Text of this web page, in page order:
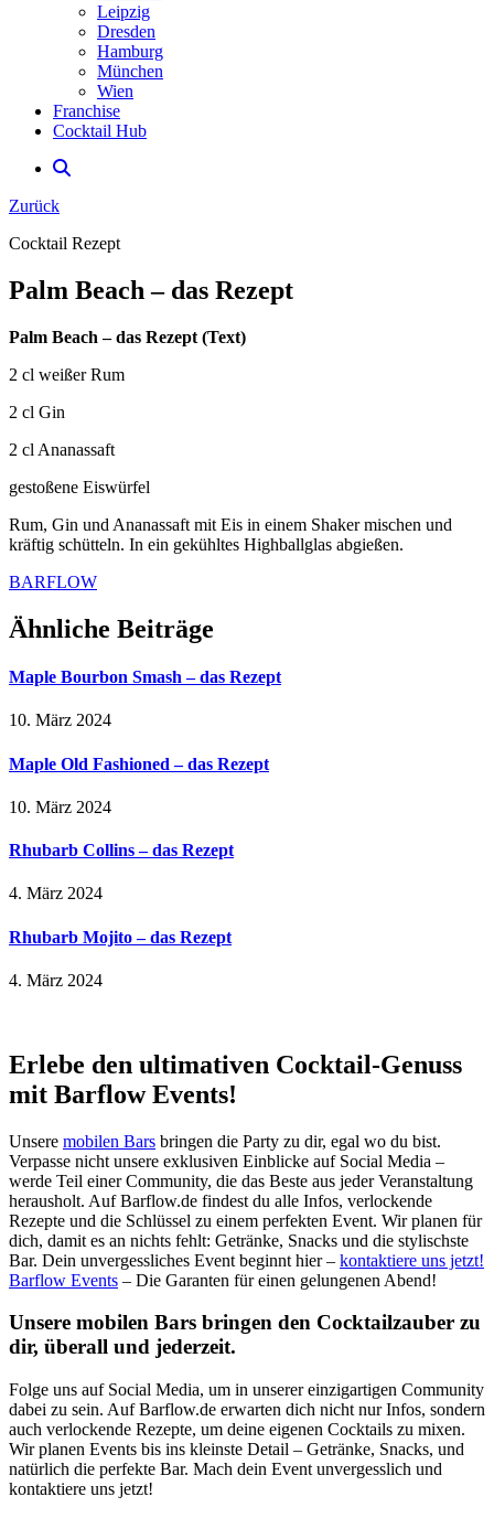
Leipzig
Dresden
Hamburg
München
Wien
Franchise
Cocktail Hub
Zurück
Cocktail Rezept
Palm Beach – das Rezept
Palm Beach – das Rezept (Text)
2 cl weißer Rum
2 cl Gin
2 cl Ananassaft
gestoßene Eiswürfel
Rum, Gin und Ananassaft mit Eis in einem Shaker mischen und
kräftig schütteln. In ein gekühltes Highballglas abgießen.
BARFLOW
Ähnliche Beiträge
Maple Bourbon Smash – das Rezept
10. März 2024
Maple Old Fashioned – das Rezept
10. März 2024
Rhubarb Collins – das Rezept
4. März 2024
Rhubarb Mojito – das Rezept
4. März 2024
Erlebe den ultimativen Cocktail-Genuss
mit Barflow Events!
Unsere mobilen Bars bringen die Party zu dir, egal wo du bist.
Verpasse nicht unsere exklusiven Einblicke auf Social Media –
werde Teil einer Community, die das Beste aus jeder Veranstaltung
herausholt. Auf Barflow.de findest du alle Infos, verlockende
Rezepte und die Schlüssel zu einem perfekten Event. Wir planen für
dich, damit es an nichts fehlt: Getränke, Snacks und die stylischste
Bar. Dein unvergessliches Event beginnt hier – kontaktiere uns jetzt!
Barflow Events – Die Garanten für einen gelungenen Abend!
Unsere mobilen Bars bringen den Cocktailzauber zu
dir, überall und jederzeit.
Folge uns auf Social Media, um in unserer einzigartigen Community
dabei zu sein. Auf Barflow.de erwarten dich nicht nur Infos, sondern
auch verlockende Rezepte, um deine eigenen Cocktails zu mixen.
Wir planen Events bis ins kleinste Detail – Getränke, Snacks, und
natürlich die perfekte Bar. Mach dein Event unvergesslich und
kontaktiere uns jetzt!